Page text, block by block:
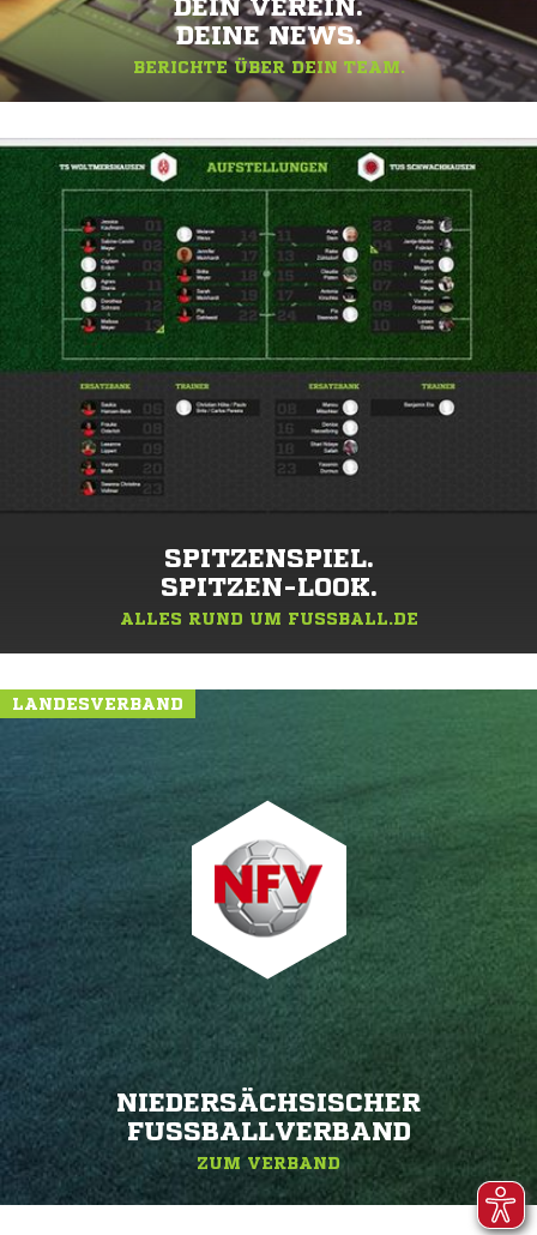
DEIN VEREIN.
DEINE NEWS.
BERICHTE ÜBER DEIN TEAM.
SPITZENSPIEL.
SPITZEN-LOOK.
ALLES RUND UM FUSSBALL.DE
LANDESVERBAND
NIEDERSÄCHSISCHER
FUSSBALLVERBAND
ZUM VERBAND